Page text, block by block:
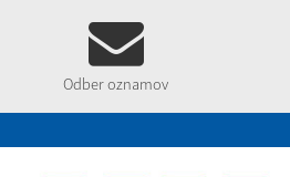
Odber oznamov